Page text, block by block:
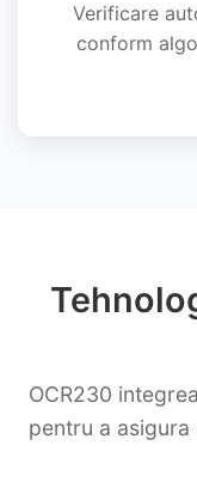
Verificare
conform
OCR230
pentru a